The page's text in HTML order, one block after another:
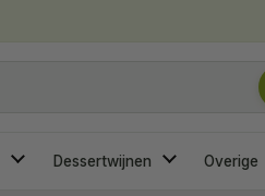
Dessertwijnen Overige